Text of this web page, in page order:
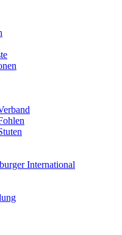
International